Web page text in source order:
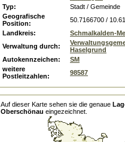
Typ:
Stadt / Gemeinde
Geografische
Position:
50.7166700 /
Landkreis:
Schmalkalden-
Verwaltung durch:
Haselgrund
Autokennzeichen:
SM
weitere
Postleitzahlen:
98587
Auf dieser Karte sehen sie die genaue
Oberschönau eingezeichnet.